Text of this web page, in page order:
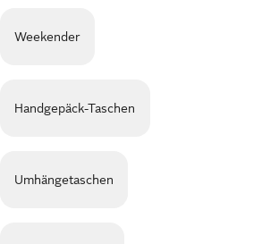
Weekender
Handgepäck-Taschen
Umhängetaschen